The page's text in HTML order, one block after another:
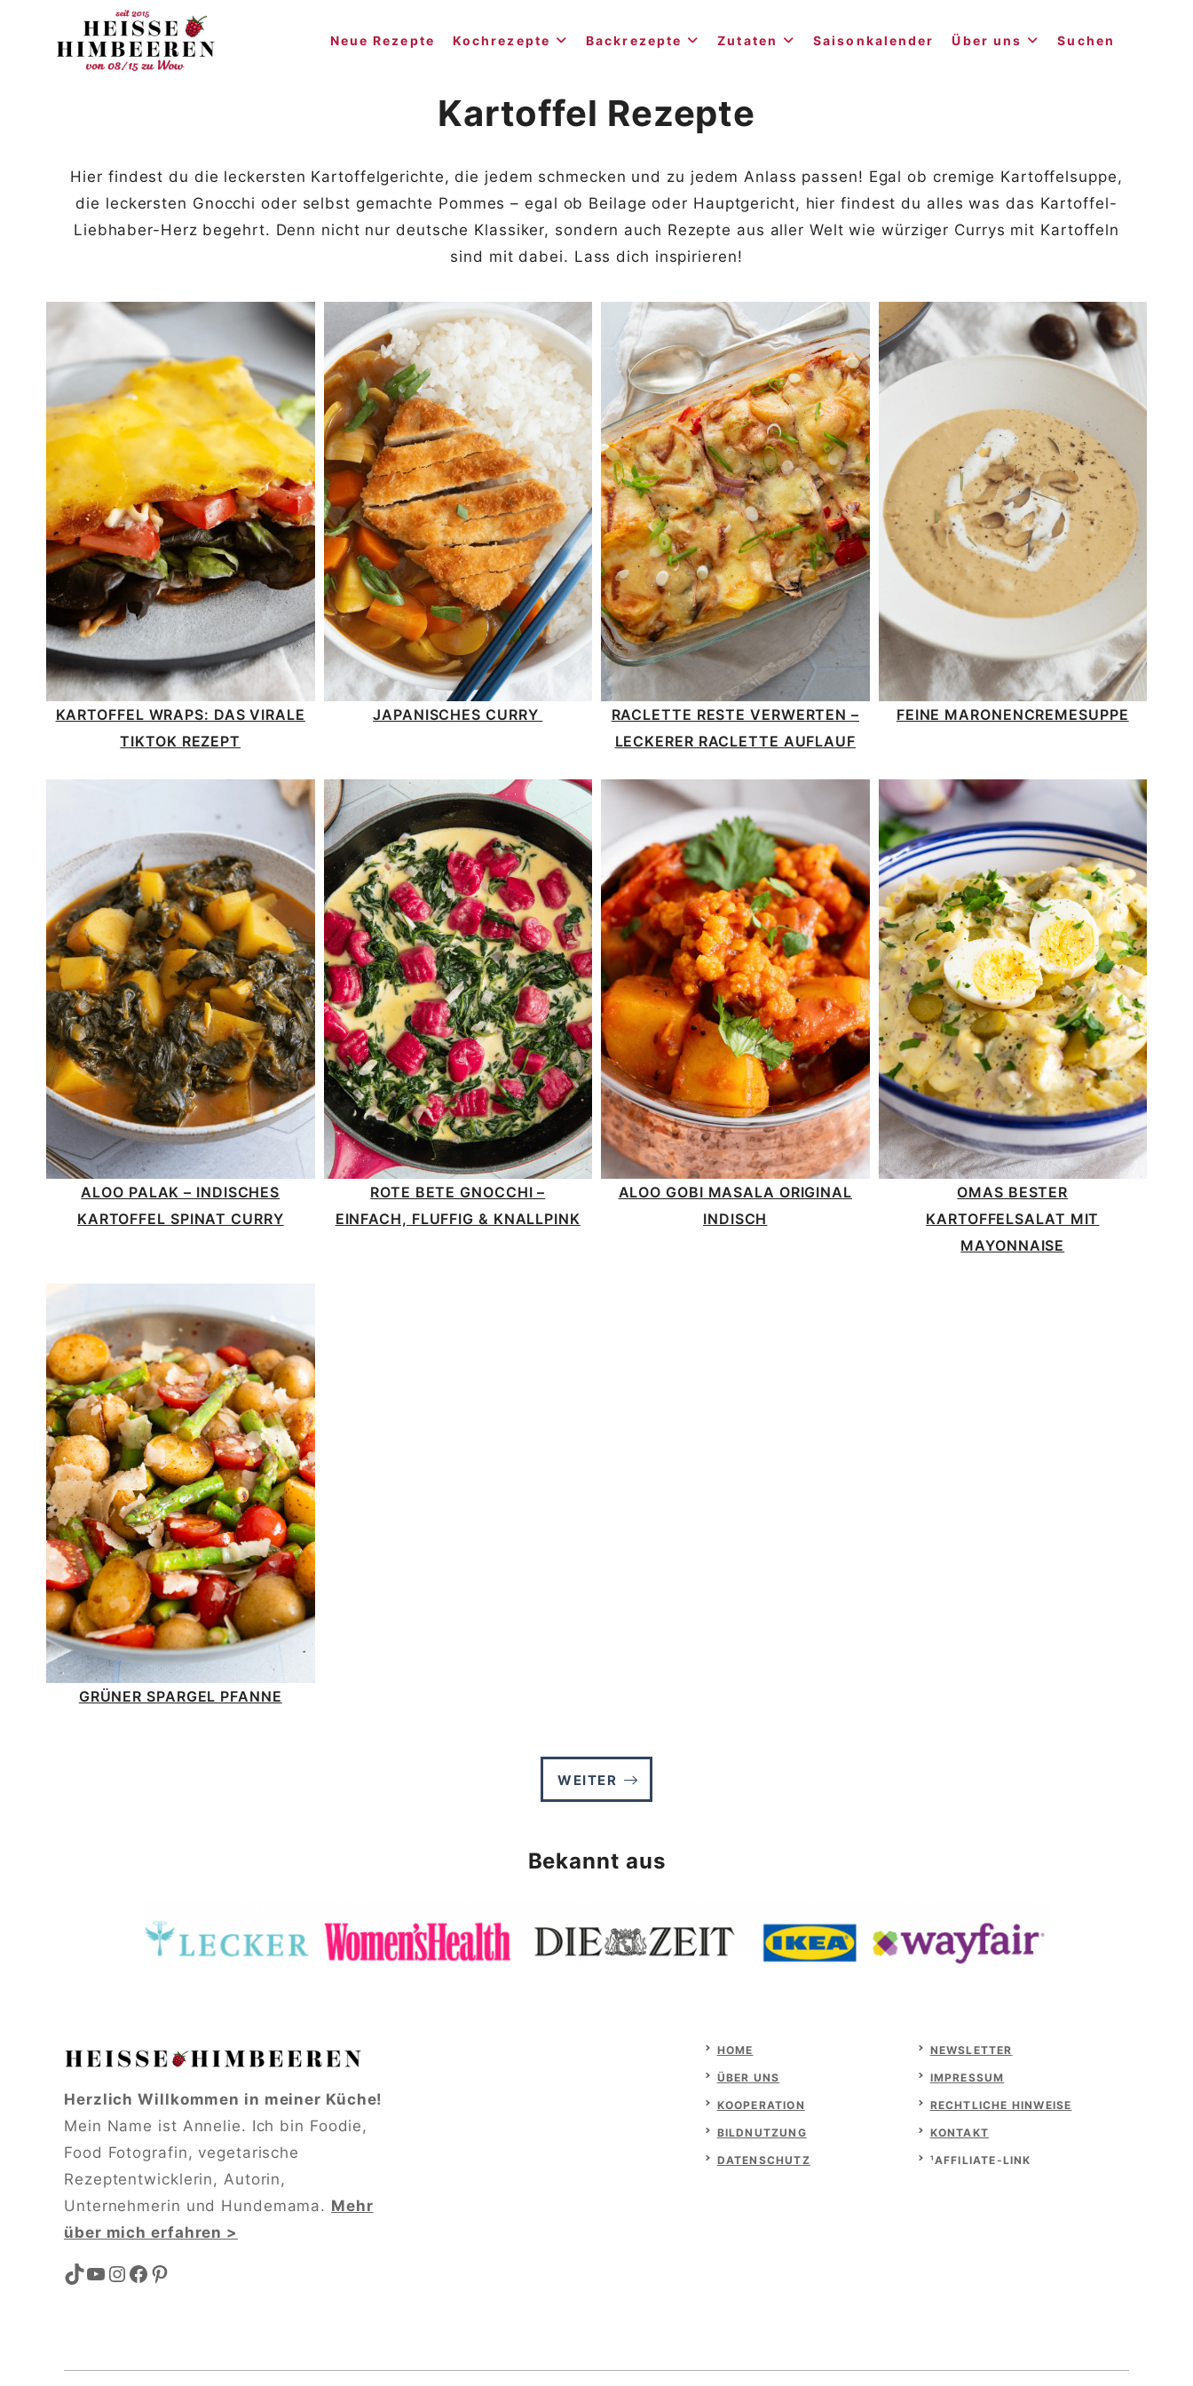
Neue Rezepte Kochrezepte Backrezepte Zutaten Saisonkalender Über uns Suchen
Kartoffel Rezepte
Hier findest du die leckersten Kartoffelgerichte, die jedem schmecken und zu jedem Anlass passen! Egal ob cremige Kartoffelsuppe,
die leckersten Gnocchi oder selbst gemachte Pommes – egal ob Beilage oder Hauptgericht, hier findest du alles was das Kartoffel-
Liebhaber-Herz begehrt. Denn nicht nur deutsche Klassiker, sondern auch Rezepte aus aller Welt wie würziger Currys mit Kartoffeln
sind mit dabei. Lass dich inspirieren!
KARTOFFEL WRAPS: DAS VIRALE
TIKTOK REZEPT
JAPANISCHES CURRY
RACLETTE RESTE VERWERTEN –
LECKERER RACLETTE AUFLAUF
FEINE MARONENCREMESUPPE
ALOO PALAK – INDISCHES
KARTOFFEL SPINAT CURRY
ROTE BETE GNOCCHI –
EINFACH, FLUFFIG & KNALLPINK
ALOO GOBI MASALA ORIGINAL
INDISCH
OMAS BESTER
KARTOFFELSALAT MIT
MAYONNAISE
GRÜNER SPARGEL PFANNE
WEITER
Bekannt aus
Herzlich Willkommen in meiner Küche!
Mein Name ist Annelie. Ich bin Foodie,
Food Fotografin, vegetarische
Rezeptentwicklerin, Autorin,
Unternehmerin und Hundemama. Mehr
über mich erfahren >
TikTok
YouTube
Instagram
Facebook
Pinterest
HOME
ÜBER UNS
KOOPERATION
BILDNUTZUNG
DATENSCHUTZ
NEWSLETTER
IMPRESSUM
RECHTLICHE HINWEISE
KONTAKT
¹AFFILIATE-LINK